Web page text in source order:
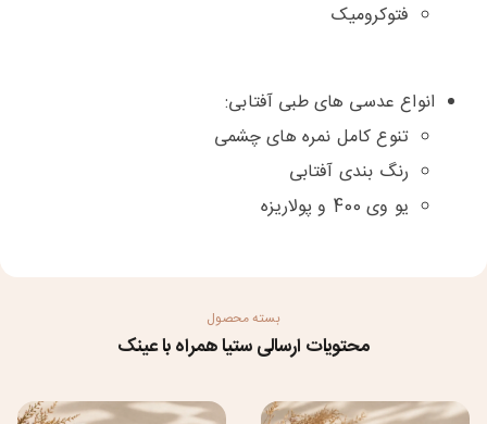
فتوکرومیک
انواع عدسی های طبی آفتابی:
تنوع کامل نمره های چشمی
رنگ بندی آفتابی
یو وی 400 و پولاریزه
بسته محصول
محتویات ارسالی ستیا همراه با عینک